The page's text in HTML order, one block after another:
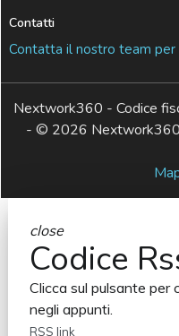
Contatti
Contatta il nostro team per
Nextwork360 - Codice
- © 2026 Nextwork360.
close
Codice
Clicca sul pulsante per
negli appunti.
RSS link